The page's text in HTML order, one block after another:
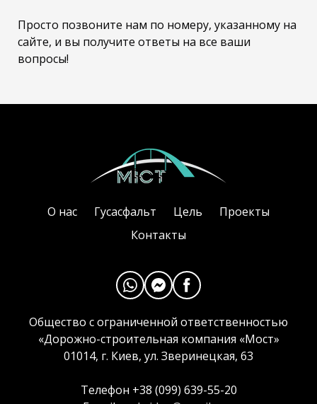
Просто позвоните нам по номеру, указанному на
сайте, и вы получите ответы на все ваши
вопросы!
О нас Гусасфальт Цель
Проекты
Контакты
Общество с ограниченной ответственностью
«Дорожно-строительная компания «Мост»
01014, г. Киев, ул. Зверинецкая, 63
Телефон +38 (099) 639-55-20